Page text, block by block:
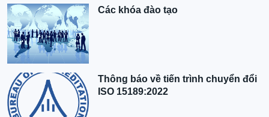
Các khóa đào tạo
Thông báo về tiến trình chuyển đổi
ISO 15189:2022